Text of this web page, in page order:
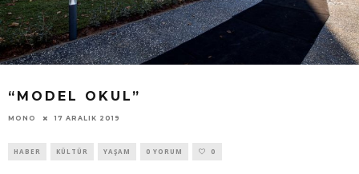
“MODEL OKUL”
MONO 17 ARALIK 2019
HABER KÜLTÜR YAŞAM 0 YORUM 0